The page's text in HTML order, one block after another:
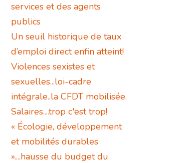
services et des agents
publics
Un seuil historique de taux
d’emploi direct enfin atteint!
Violences sexistes et
sexuelles...loi-cadre
intégrale..la CFDT mobilisée.
Salaires....trop c'est trop!
« Écologie, développement
et mobilités durables
»....hausse du budget du